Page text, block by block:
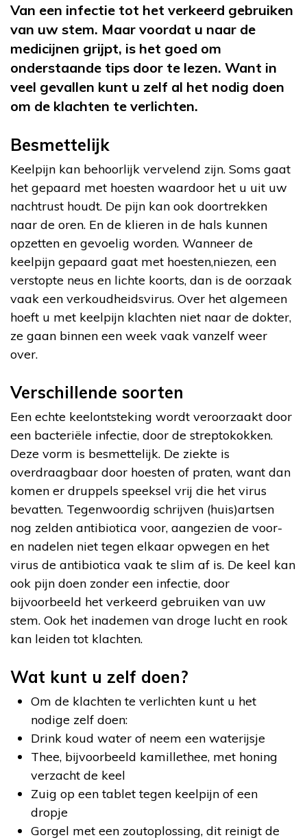
Van een infectie tot het verkeerd gebruiken
van uw stem. Maar voordat u naar de
medicijnen grijpt, is het goed om
onderstaande tips door te lezen. Want in
veel gevallen kunt u zelf al het nodig doen
om de klachten te verlichten.
Besmettelijk
Keelpijn kan behoorlijk vervelend zijn. Soms gaat
het gepaard met hoesten waardoor het u uit uw
nachtrust houdt. De pijn kan ook doortrekken
naar de oren. En de klieren in de hals kunnen
opzetten en gevoelig worden. Wanneer de
keelpijn gepaard gaat met hoesten,niezen, een
verstopte neus en lichte koorts, dan is de oorzaak
vaak een verkoudheidsvirus. Over het algemeen
hoeft u met keelpijn klachten niet naar de dokter,
ze gaan binnen een week vaak vanzelf weer
over.
Verschillende soorten
Een echte keelontsteking wordt veroorzaakt door
een bacteriële infectie, door de streptokokken.
Deze vorm is besmettelijk. De ziekte is
overdraagbaar door hoesten of praten, want dan
komen er druppels speeksel vrij die het virus
bevatten. Tegenwoordig schrijven (huis)artsen
nog zelden antibiotica voor, aangezien de voor-
en nadelen niet tegen elkaar opwegen en het
virus de antibiotica vaak te slim af is. De keel kan
ook pijn doen zonder een infectie, door
bijvoorbeeld het verkeerd gebruiken van uw
stem. Ook het inademen van droge lucht en rook
kan leiden tot klachten.
Wat kunt u zelf doen?
Om de klachten te verlichten kunt u het
nodige zelf doen:
Drink koud water of neem een waterijsje
Thee, bijvoorbeeld kamillethee, met honing
verzacht de keel
Zuig op een tablet tegen keelpijn of een
dropje
Gorgel met een zoutoplossing, dit reinigt de